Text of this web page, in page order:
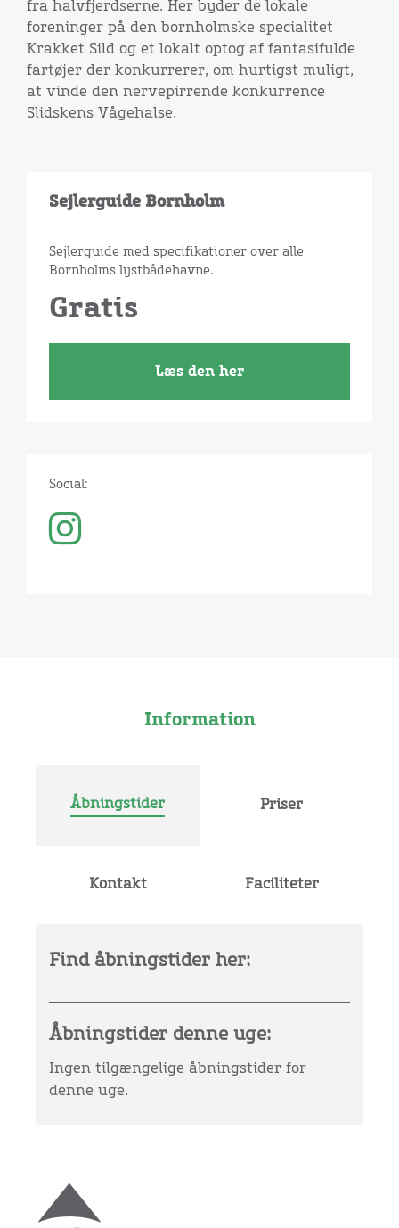
fra halvfjerdserne. Her byder de lokale
foreninger på den bornholmske specialitet
Krakket Sild og et lokalt optog af fantasifulde
fartøjer der konkurrerer, om hurtigst muligt,
at vinde den nervepirrende konkurrence
Slidskens Vågehalse.
Sejlerguide Bornholm
Sejlerguide med specifikationer over alle
Bornholms lystbådehavne.
Gratis
Læs den her
Social:
Information
Åbningstider Priser
Kontakt Faciliteter
Find åbningstider her:
Åbningstider denne uge:
Ingen tilgængelige åbningstider for
denne uge.